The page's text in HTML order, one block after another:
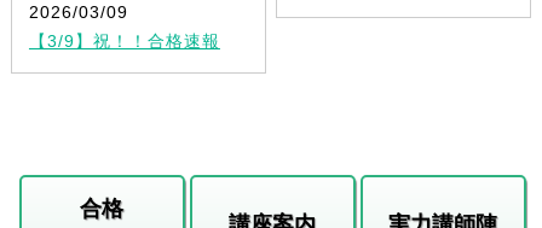
2026/03/09
【3/9】祝！！合格速報
合格